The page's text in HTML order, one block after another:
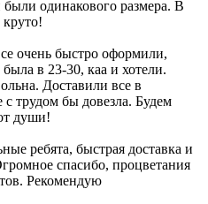
одинакового размера. В
очень быстро оформили,
в 23-30, каа и хотели.
Доставили все в
трудом бы довезла. Будем
души!
ребята, быстрая доставка и
спасибо, процветания
Рекомендую